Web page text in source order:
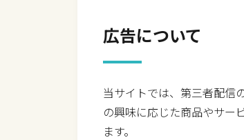
広告について
当サイトでは、第三者配信
の興味に応じた商品やサー
ます。